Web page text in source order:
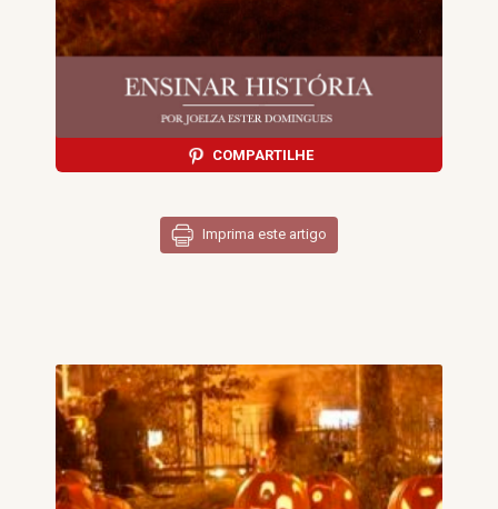
COMPARTILHE
Imprima este artigo